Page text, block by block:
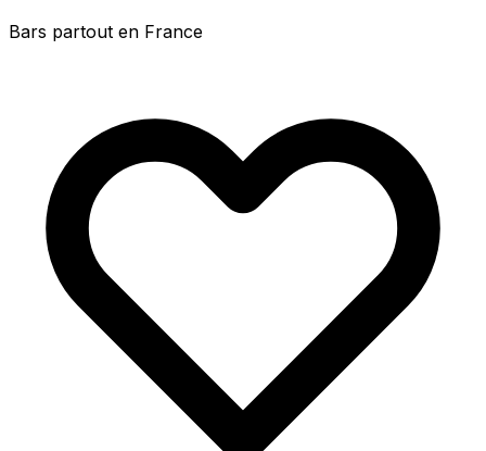
Bars partout en France